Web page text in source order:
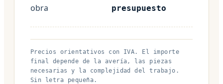
obra
presupuesto
Precios orientativos con IVA. El importe
final depende de la avería, las piezas
necesarias y la complejidad del trabajo.
Sin letra pequeña.